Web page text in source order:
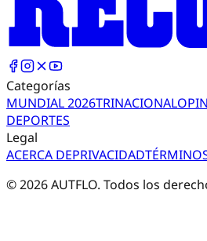
Categorías
MUNDIAL 2026TRINACIONAL
DEPORTES
Legal
ACERCA DEPRIVACIDAD
©2026AUTFLO. Todos los